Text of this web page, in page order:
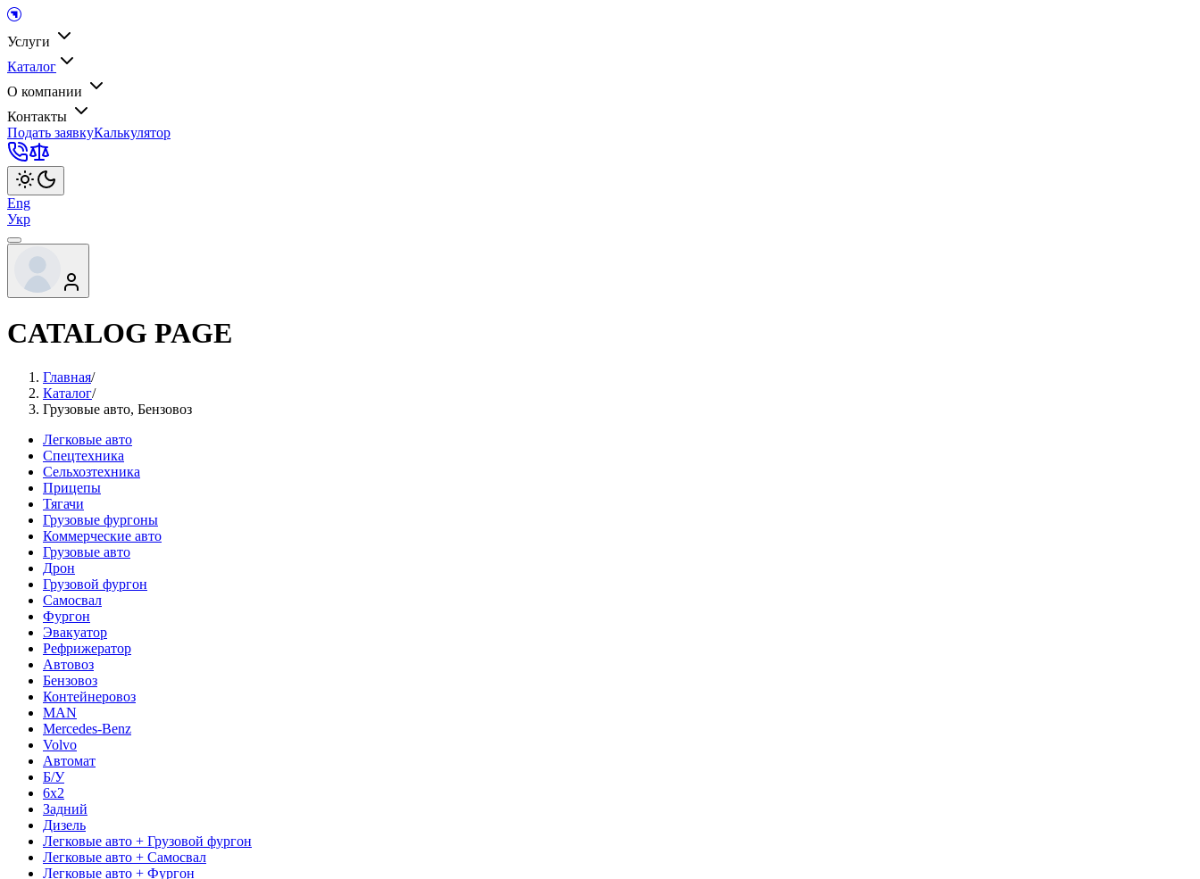
Услуги
Каталог
О компании
Контакты
Подать заявкуКалькулятор
Eng
Укр
CATALOG PAGE
Главная/
Каталог/
Грузовые авто, Бензовоз
Легковые авто
Спецтехника
Сельхозтехника
Прицепы
Тягачи
Грузовые фургоны
Коммерческие авто
Грузовые авто
Дрон
Грузовой фургон
Самосвал
Фургон
Эвакуатор
Рефрижератор
Автовоз
Бензовоз
Контейнеровоз
MAN
Mercedes-Benz
Volvo
Автомат
Б/У
6x2
Задний
Дизель
Легковые авто + Грузовой фургон
Легковые авто + Самосвал
Легковые авто + Фургон